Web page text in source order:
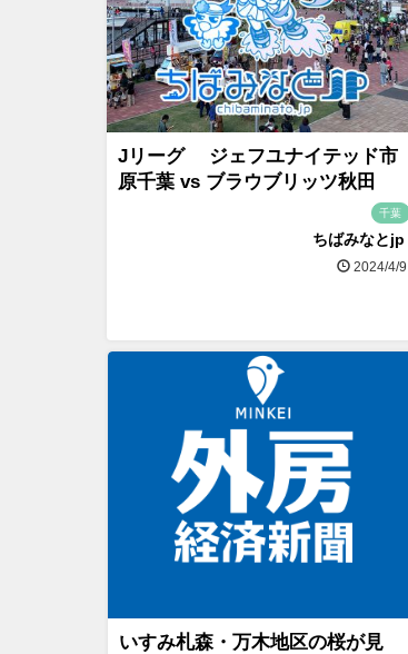
Jリーグ ジェフユナイテッド市
原千葉 vs ブラウブリッツ秋田
千葉
ちばみなとjp
2024/4/9
いすみ札森・万木地区の桜が見